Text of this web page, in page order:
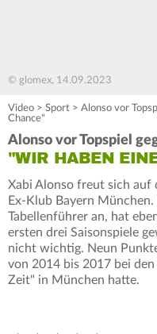
© glomex, 14.09.2023
Video > Sport > Alonso vor
Chance"
Alonso vor Topspiel
"WIR HABEN
Xabi Alonso freut sich auf
Ex-Klub Bayern
Tabellenführer an, hat
ersten drei Saisonspiele
nicht wichtig. Neun
von 2014 bis 2017 bei
Zeit" in München hatte.